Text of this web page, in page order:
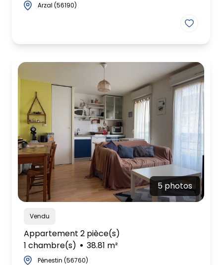
Arzal (56190)
5 photos
Vendu
Appartement 2 pièce(s)
1 chambre(s)
38.81 m²
Pénestin (56760)